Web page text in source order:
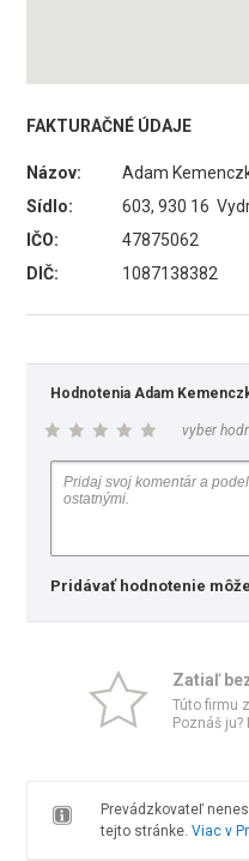
FAKTURAČNÉ ÚDAJE
Názov:
Adam
Sídlo:
603, 930 16
IČO:
47875062
DIČ:
1087138382
Hodnotenia Adam
vyber
Pridávať hodnotenie
Zatiaľ
Túto firmu
Poznáš
Prevádzkovateľ
tejto stránke. Viac v